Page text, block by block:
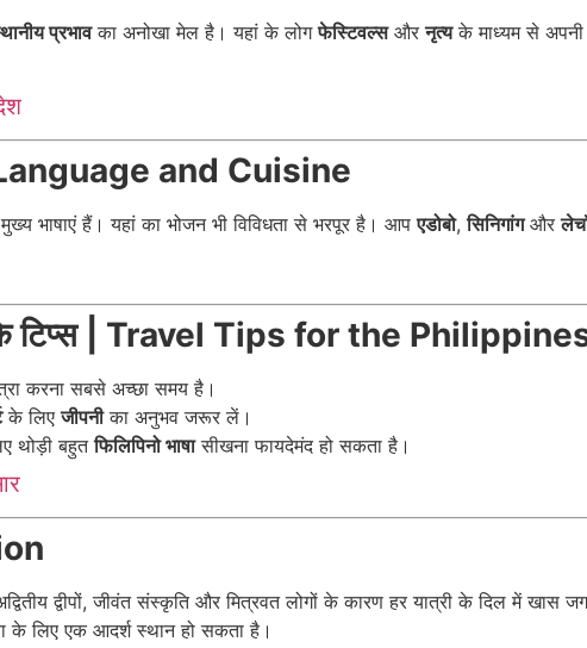
प्रभावका अनोखा मेल है। यहां के लोगफेस्टिवल्सऔरनृत्यके माध्यम से अपनी
Language and Cuisine
भाषाएं हैं। यहां का भोजन भी विविधता से भरपूर है। आपएडोबो,सिनिगांगऔर
के टिप्स | Travel Tips for the
करना सबसे अच्छा समय है।
के लिएजीपनीका अनुभव जरूर लें।
थोड़ी बहुतफिलिपिनो भाषासीखना फायदेमंद हो सकता है।
द्वीपों, जीवंत संस्कृति और मित्रवत लोगों के कारण हर यात्री के दिल में खास
के लिए एक आदर्श स्थान हो सकता है।